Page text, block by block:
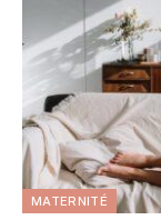
MATERNITÉ